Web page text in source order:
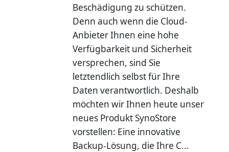
Beschädigung zu schützen.
Denn auch wenn die Cloud-
Anbieter Ihnen eine hohe
Verfügbarkeit und Sicherheit
versprechen, sind Sie
letztendlich selbst für Ihre
Daten verantwortlich. Deshalb
möchten wir Ihnen heute unser
neues Produkt SynoStore
vorstellen: Eine innovative
Backup-Lösung, die Ihre C...